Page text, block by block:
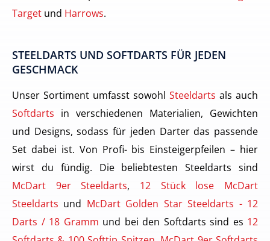
Target und Harrows.
STEELDARTS UND SOFTDARTS FÜR JEDEN
GESCHMACK
Unser Sortiment umfasst sowohl Steeldarts als auch
Softdarts in verschiedenen Materialien, Gewichten
und Designs, sodass für jeden Darter das passende
Set dabei ist. Von Profi- bis Einsteigerpfeilen – hier
wirst du fündig. Die beliebtesten Steeldarts sind
McDart 9er Steeldarts, 12 Stück lose McDart
Steeldarts und McDart Golden Star Steeldarts - 12
Darts / 18 Gramm und bei den Softdarts sind es 12